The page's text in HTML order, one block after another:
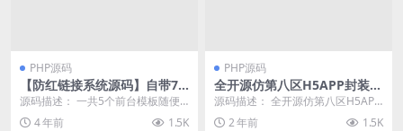
PHP源码
【防红链接系统源码】自带7
个接口的冰狱防红系统 支持直
连和跳转防红
源码描述： 一共5个前台模板随便
换。 支持对接易支付和码支付!!自
4 年前 1.5K
PHP源码
全开源仿第八区H5APP封装打
包分发系统源码
源码描述： 全开源仿第八区H5APP
封装打包分发系统源码 附带搭建文
2 年前 1.5K